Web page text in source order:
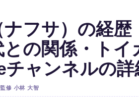
フサ）の経歴
との関係・トイ
チャンネルの
修 小林 大智